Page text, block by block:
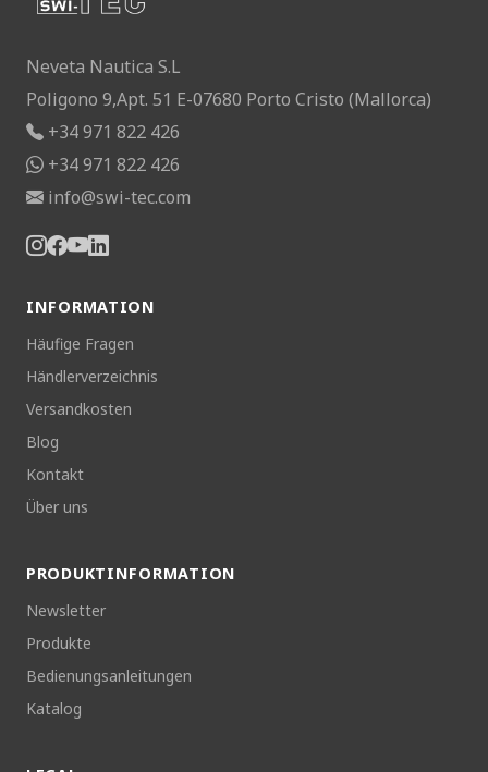
Neveta Nautica S.L
Poligono 9,Apt. 51 E-07680 Porto Cristo (Mallorca)
+34 971 822 426
+34 971 822 426
info@swi-tec.com
INFORMATION
Häufige Fragen
Händlerverzeichnis
Versandkosten
Blog
Kontakt
Über uns
PRODUKTINFORMATION
Newsletter
Produkte
Bedienungsanleitungen
Katalog